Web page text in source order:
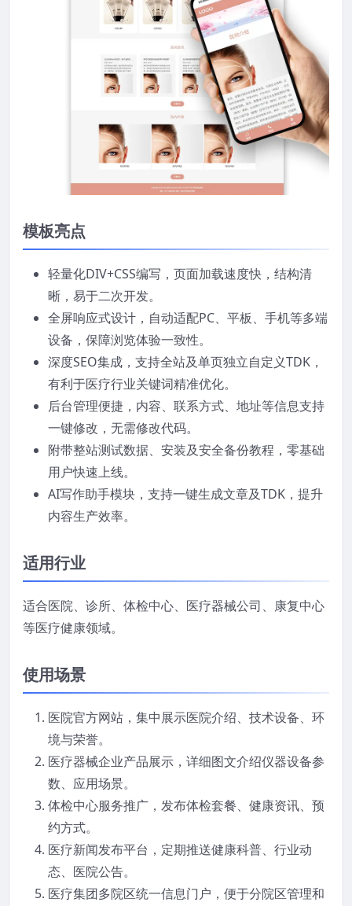
模板亮点
轻量化DIV+CSS编写，页面加载速度快，结构清
晰，易于二次开发。
全屏响应式设计，自动适配PC、平板、手机等多端
设备，保障浏览体验一致性。
深度SEO集成，支持全站及单页独立自定义TDK，
有利于医疗行业关键词精准优化。
后台管理便捷，内容、联系方式、地址等信息支持
一键修改，无需修改代码。
附带整站测试数据、安装及安全备份教程，零基础
用户快速上线。
AI写作助手模块，支持一键生成文章及TDK，提升
内容生产效率。
适用行业
适合医院、诊所、体检中心、医疗器械公司、康复中心
等医疗健康领域。
使用场景
医院官方网站，集中展示医院介绍、技术设备、环
境与荣誉。
医疗器械企业产品展示，详细图文介绍仪器设备参
数、应用场景。
体检中心服务推广，发布体检套餐、健康资讯、预
约方式。
医疗新闻发布平台，定期推送健康科普、行业动
态、医院公告。
医疗集团多院区统一信息门户，便于分院区管理和